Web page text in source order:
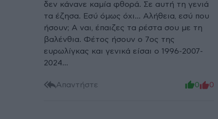
δεν κάνανε καμία φθορά. Σε αυτή τη γενιά
τα έζησα. Εσύ όμως όχι... Αλήθεια, εσύ που
ήσουν; Α ναι, έπαιζες τα ρέστα σου με τη
βαλένθια. Φέτος ήσουν ο 7ος της
ευρωλίγκας και γενικά είσαι ο 1996-2007-
2024...
Απαντήστε 0 0